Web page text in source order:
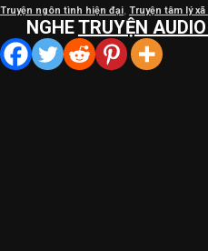
Truyện ngôn tình hiện đại, Truyện tâm lý xã
NGHETRUYỆN AUDIO